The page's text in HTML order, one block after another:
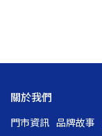
關於我們
門市資訊 品牌故事